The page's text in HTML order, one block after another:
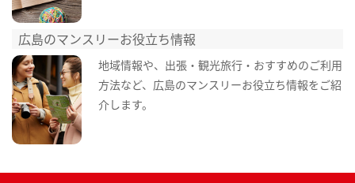
広島のマンスリーお役立ち情報
地域情報や、出張・観光旅行・おすすめのご利用
方法など、広島のマンスリーお役立ち情報をご紹
介します。